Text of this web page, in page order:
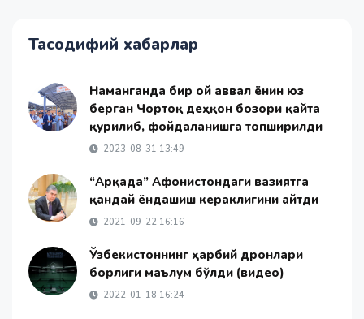
Тасодифий хабарлар
Наманганда бир ой аввал ёнғин юз
берган Чортоқ деҳқон бозори қайта
қурилиб, фойдаланишга топширилди
2023-08-31 13:49
“Арқадағ” Афғонистондаги вазиятга
қандай ёндашиш кераклигини айтди
2021-09-22 16:16
Ўзбекистоннинг ҳарбий дронлари
борлиги маълум бўлди (видео)
2022-01-18 16:24